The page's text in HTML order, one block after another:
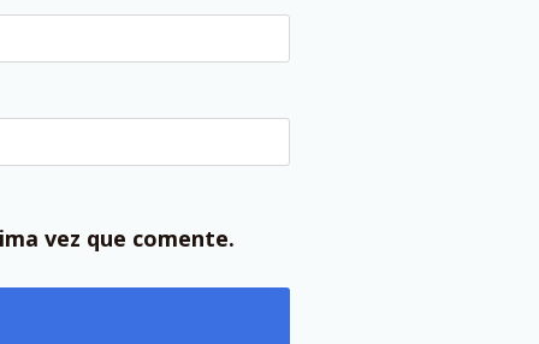
vez que comente.